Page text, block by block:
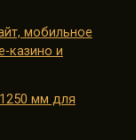
мобильное
казино и
мм для